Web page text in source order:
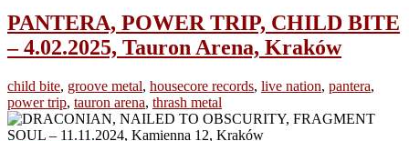
PANTERA, POWER TRIP, CHILD BITE
– 4.02.2025, Tauron Arena, Kraków
child bite, groove metal, housecore records, live nation, pantera,
power trip, tauron arena, thrash metal